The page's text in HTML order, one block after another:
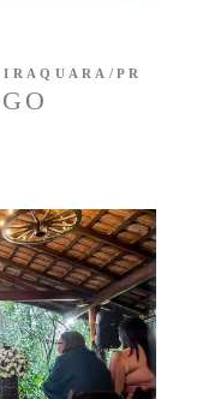
PR